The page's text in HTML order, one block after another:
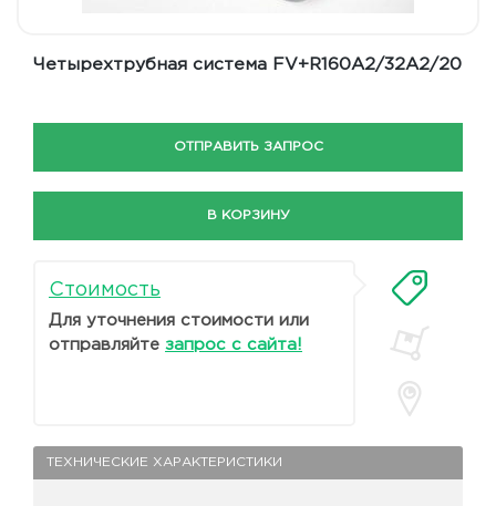
Четырехтрубная система FV+R160A2/32A2/20
ОТПРАВИТЬ ЗАПРОС
В КОРЗИНУ
Стоимость
Для уточнения стоимости или
отправляйте запрос с сайта!
ТЕХНИЧЕСКИЕ ХАРАКТЕРИСТИКИ